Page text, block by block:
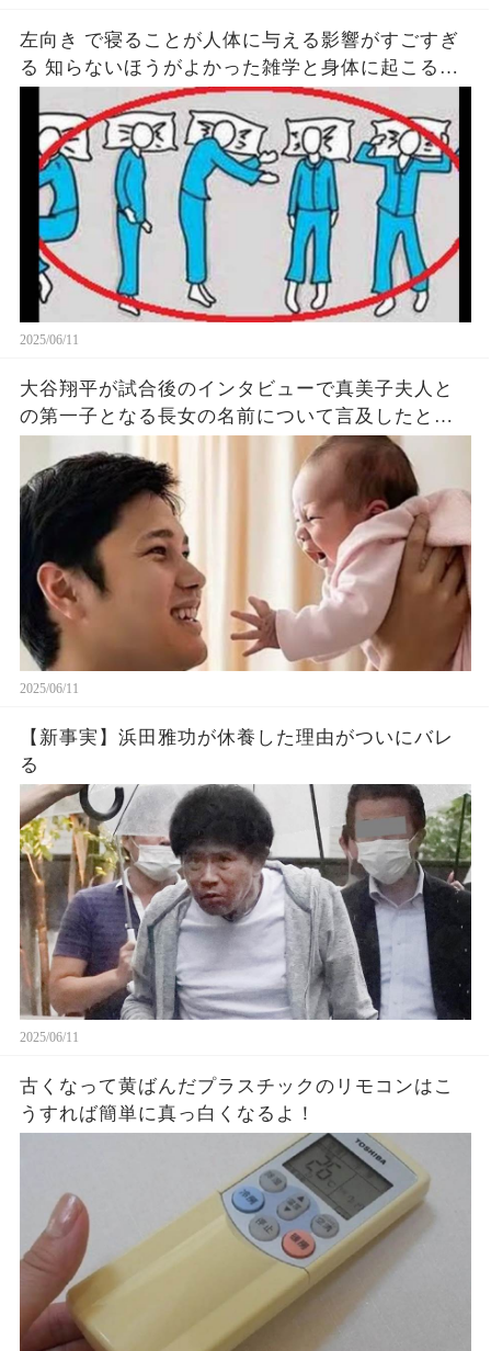
左向き で寝ることが人体に与える影響がすごすぎ
る 知らないほうがよかった雑学と身体に起こる現
象がヤバい… 驚くべき 大人の 面白いけど知ると後
悔
2025/06/11
大谷翔平が試合後のインタビューで真美子夫人と
の第一子となる長女の名前について言及したと話
題に！山本由伸や佐々木朗希は知ってそう！
2025/06/11
【新事実】浜田雅功が休養した理由がついにバレ
る
2025/06/11
古くなって黄ばんだプラスチックのリモコンはこ
うすれば簡単に真っ白くなるよ！